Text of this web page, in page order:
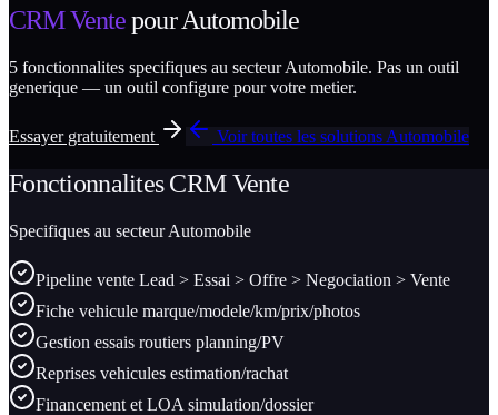
CRM VentepourAutomobile
5 fonctionnalites specifiques au secteurAutomobile. Pas un outil
generique — un outil configure pour votre metier.
Essayer gratuitement Voir toutes les solutions Automobile
FonctionnalitesCRM Vente
Specifiques au secteurAutomobile
Pipeline vente Lead > Essai > Offre > Negociation > Vente
Fiche vehicule marque/modele/km/prix/photos
Gestion essais routiers planning/PV
Reprises vehicules estimation/rachat
Financement et LOA simulation/dossier